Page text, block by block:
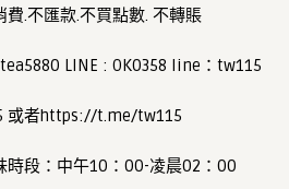
費.不匯款.不買點數. 不轉賬
LINE : OK0358 line：tw115
或者https://t.me/tw115
時段：中午10：00-凌晨02：00